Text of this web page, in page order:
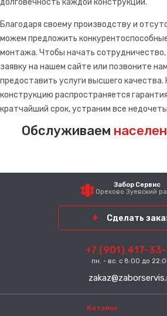
долговечность каждой конструкции.
Благодаря своему производству и
можем предложить
монтажа. Чтобы начать
заявку на нашем сайте или позвоните
предоставить услуги высшего
конструкцию распространяется
кратчайший срок, устраним все
Обслуживаем
Забор Сервис
Орехово Зуевский
Сделать
+7 (901) 417-
пн. - вс. с 8:00 до
Каталог